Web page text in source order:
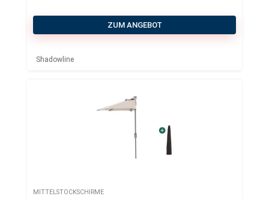
ZUM ANGEBOT
Shadowline
MITTELSTOCKSCHIRME